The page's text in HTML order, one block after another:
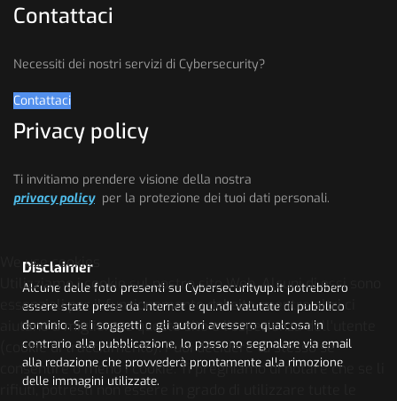
Contattaci
Necessiti dei nostri servizi di Cybersecurity?
Contattaci
Privacy policy
Ti invitiamo prendere visione della nostra
privacy policyper la protezione dei tuoi dati personali.
Disclaimer
Alcune delle foto presenti su Cybersecurityup.it potrebbero
essere state prese da Internet e quindi valutate di pubblico
dominio. Se i soggetti o gli autori avessero qualcosa in
contrario alla pubblicazione, lo possono segnalare via email
alla redazione che provvederà prontamente alla rimozione
delle immagini utilizzate.
We use cookies
Utilizziamo i cookie sul nostro sito Web. Alcuni di essi sono
essenziali per il funzionamento del sito, mentre altri ci
aiutano a migliorare questo sito e l'esperienza dell'utente
(cookie di tracciamento). Puoi decidere tu stesso se
consentire o meno i cookie. Ti preghiamo di notare che se li
rifiuti, potresti non essere in grado di utilizzare tutte le